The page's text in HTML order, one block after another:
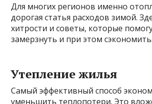
Для многих регионов именно
дорогая статья расходов зимой.
хитрости и советы, которые
замерзнуть и при этом сэкономить.
Утепление жилья
Самый эффективный способ
уменьшить теплопотери. Это